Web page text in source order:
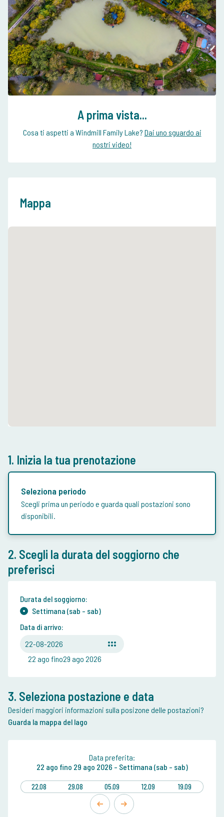
A prima vista...
Cosa ti aspetti a Windmill Family Lake? Dai uno sguardo ai
nostri video!
Mappa
1. Inizia la tua prenotazione
Seleziona periodo
Scegli prima un periodo e guarda quali postazioni sono
disponibili.
2. Scegli la durata del soggiorno che
preferisci
Durata del soggiorno:
Settimana (sab - sab)
Data di arrivo:
22-08-2026
22 ago fino29 ago 2026
3. Seleziona postazione e data
Desideri maggiori informazioni sulla posizone delle postazioni?
Guarda la mappa del lago
Data preferita:
22 ago fino 29 ago 2026 - Settimana (sab - sab)
22.08 29.08 05.09 12.09 19.09